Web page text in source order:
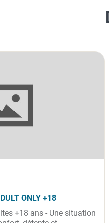
ONLY +18
+18 ans - Une situation